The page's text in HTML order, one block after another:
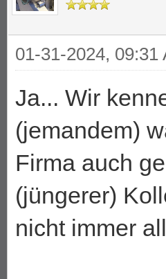
01-31-2024, 09:31
Ja... Wir
(jemandem)
Firma auch
(jüngerer)
nicht immer